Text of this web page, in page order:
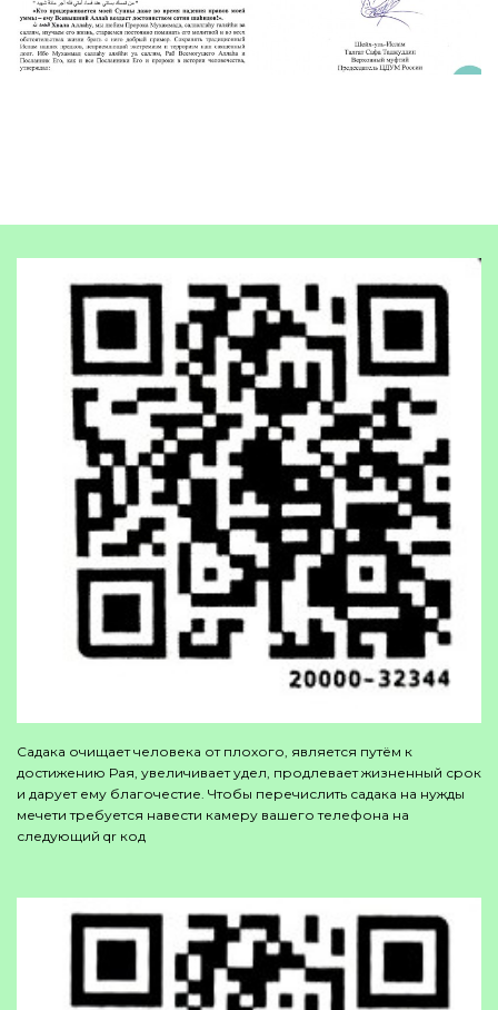
Садака очищает человека от плохого, является путём к
достижению Рая, увеличивает удел, продлевает жизненный срок
и дарует ему благочестие. Чтобы перечислить садака на нужды
мечети требуется навести камеру вашего телефона на
следующий qr код